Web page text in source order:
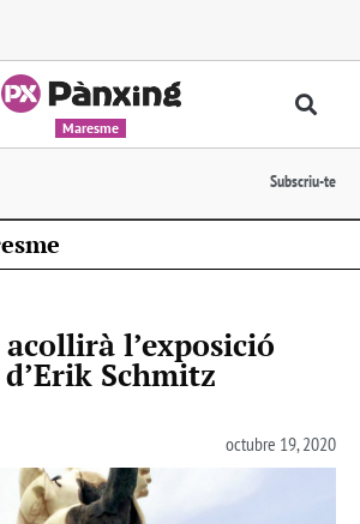
Maresme
Subscriu-te
l’exposició
d’Erik Schmitz
octubre 19, 2020